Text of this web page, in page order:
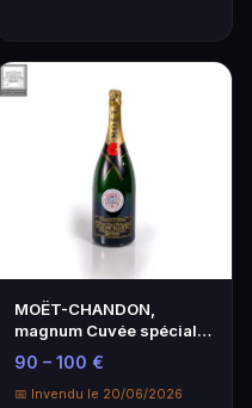
MOËT-CHANDON,
magnum Cuvée spéciale
de 2023 - Couronnement
d…
90 – 100 €
📅 Invendu le 20/06/2026